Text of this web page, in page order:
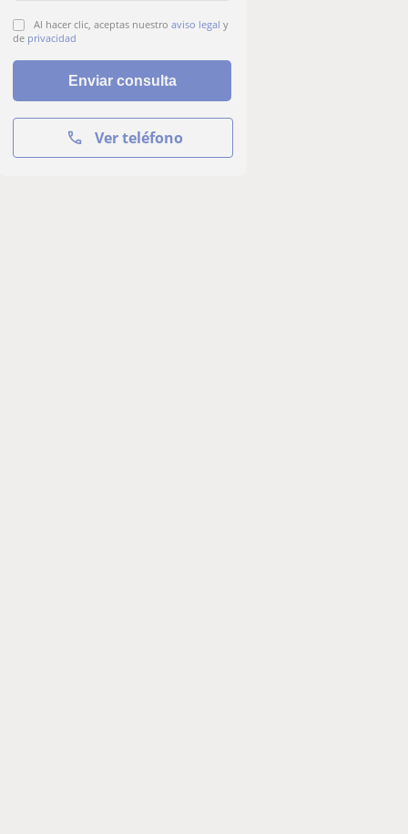
Al hacer clic, aceptas nuestro aviso legal y
de privacidad
Ver teléfono